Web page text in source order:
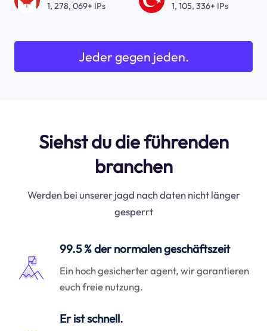
1, 278, 069+ IPs 1, 105, 336+ IPs
Jeder gegen jeden.
Siehst du die führenden
branchen
Werden bei unserer jagd nach daten nicht länger
gesperrt
99.5 % der normalen geschäftszeit
Ein hoch gesicherter agent, wir garantieren
euch freie nutzung.
Er ist schnell.